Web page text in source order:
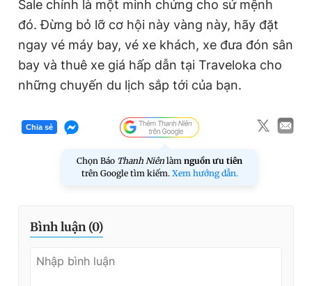
Sale chính là một minh chứng cho sứ mệnh
đó. Đừng bỏ lỡ cơ hội này vàng này, hãy đặt
ngay vé máy bay, vé xe khách, xe đưa đón sân
bay và thuê xe giá hấp dẫn tại Traveloka cho
những chuyến du lịch sắp tới của bạn.
Chia sẻ
Chọn Báo Thanh Niên làm nguồn ưu tiên
trên Google tìm kiếm. Xem hướng dẫn.
Bình luận (0)